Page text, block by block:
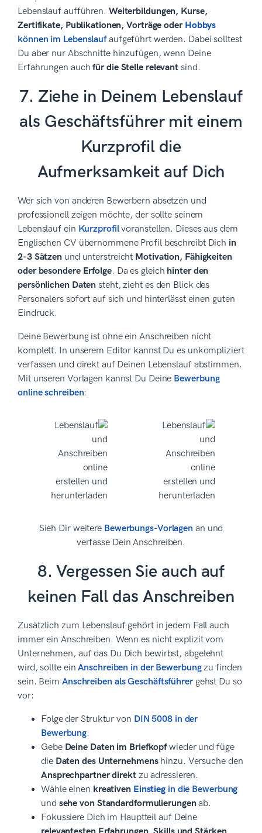
Lebenslauf aufführen. Weiterbildungen, Kurse,
Zertifikate, Publikationen, Vorträge oder Hobbys
können im Lebenslaufaufgeführt werden. Dabei solltest
Du aber nur Abschnitte hinzufügen, wenn Deine
Erfahrungen auchfür die Stelle relevant sind.
7. Ziehe in Deinem Lebenslauf
als Geschäftsführer mit einem
Kurzprofil die
Aufmerksamkeit auf Dich
Wer sich von anderen Bewerbern absetzen und
professionell zeigen möchte, der sollte seinem
Lebenslauf ein Kurzprofilvoranstellen. Dieses aus dem
Englischen CV übernommene Profil beschreibt Dich in
2-3 Sätzen und unterstreicht Motivation, Fähigkeiten
oder besondere Erfolge. Da es gleich hinter den
persönlichen Daten steht, zieht es den Blick des
Personalers sofort auf sich und hinterlässt einen guten
Eindruck.
Deine Bewerbung ist ohne ein Anschreiben nicht
komplett. In unserem Editor kannst Du es unkompliziert
verfassen und direkt auf Deinen Lebenslauf abstimmen.
Mit unseren Vorlagen kannst Du Deine Bewerbung
online schreiben:
Sieh Dir weitere Bewerbungs-Vorlagen an und
verfasse Dein Anschreiben.
8. Vergessen Sie auch auf
keinen Fall das Anschreiben
Zusätzlich zum Lebenslauf gehört in jedem Fall auch
immer ein Anschreiben. Wenn es nicht explizit vom
Unternehmen, auf das Du Dich bewirbst, abgelehnt
wird, sollte einAnschreiben in der Bewerbungzu finden
sein. Beim Anschreiben als Geschäftsführergehst Du so
vor:
Folge der Struktur von DIN 5008 in der
Bewerbung.
Gebe Deine Daten im Briefkopfwieder und füge
die Daten des Unternehmenshinzu. Versuche den
Ansprechpartner direktzu adressieren.
Wähle einen kreativen Einstieg in die Bewerbung
und sehe von Standardformulierungenab.
Fokussiere Dich im Hauptteil auf Deine